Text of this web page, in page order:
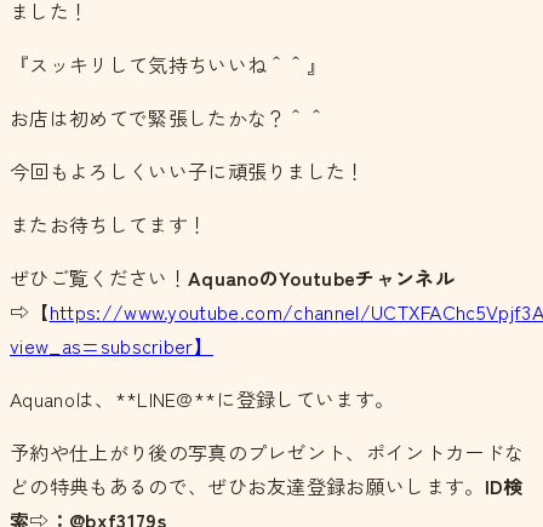
ました！
『スッキリして気持ちいいね＾＾』
お店は初めてで緊張したかな？＾＾
今回もよろしくいい子に頑張りました！
またお待ちしてます！
ぜひご覧ください！ AquanoのYoutubeチャンネル
⇨【https://www.youtube.com/channel/
view_as=subscriber】
Aquanoは、**LINE@**に登録しています。
予約や仕上がり後の写真のプレゼント、ポイントカードな
どの特典もあるので、ぜひお友達登録お願いします。 ID検
索⇨：@bxf3179s